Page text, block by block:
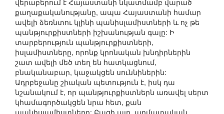
վերաբերում է Հայաստանի նկատմամբ վարած
քաղաքականությանը, ապա Հայաստանի համար
ավելի ձեռնտու կլինի պանիսլամիստների և ոչ թե
պանթյուրքիստների իշխանության գալը: Ի
տարբերություն պանթյուրքիստների,
իսլամիստները, որոնք կրոնական խնդիրներին
շատ ավելի մեծ տեղ են հատկացնում,
բնականաբար, կաջակցեն սուննիներին:
Ադրբեջանը շիական պետություն է, իսկ դա
նշանակում է, որ պանթյուրքիստներն առավել սերտ
կհամագործակցեն նրա հետ, քան